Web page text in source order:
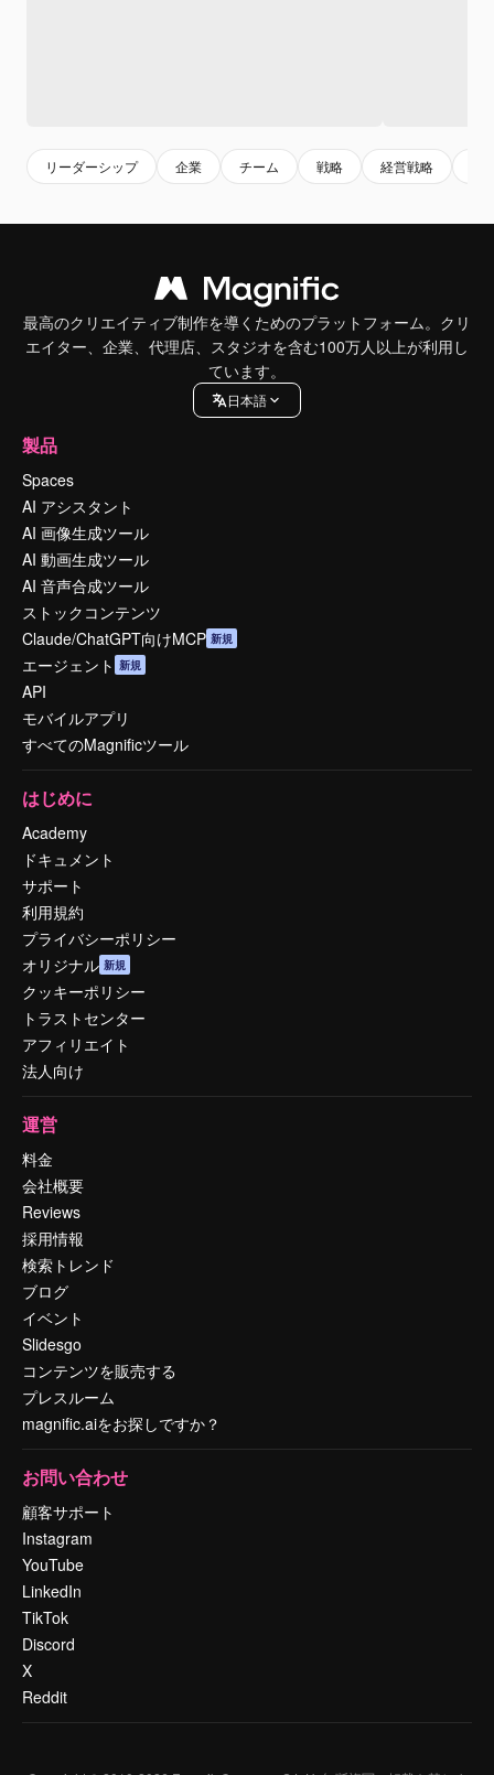
リーダーシップ 企業 チーム 戦略 経営戦略
最高のクリエイティブ制作を導くためのプラットフォーム。クリ
エイター、企業、代理店、スタジオを含む100万人以上が利用し
ています。
日本語
製品
Spaces
AI アシスタント
AI 画像生成ツール
AI 動画生成ツール
AI 音声合成ツール
ストックコンテンツ
Claude/ChatGPT向けMCP 新規
エージェント 新規
API
モバイルアプリ
すべてのMagnificツール
はじめに
Academy
ドキュメント
サポート
利用規約
プライバシーポリシー
オリジナル 新規
クッキーポリシー
トラストセンター
アフィリエイト
法人向け
運営
料金
会社概要
Reviews
採用情報
検索トレンド
ブログ
イベント
Slidesgo
コンテンツを販売する
プレスルーム
magnific.aiをお探しですか？
お問い合わせ
顧客サポート
Instagram
YouTube
LinkedIn
TikTok
Discord
X
Reddit